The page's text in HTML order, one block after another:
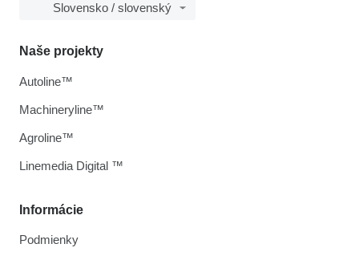
Slovensko / slovenský
Informácie
Podmienky
Naše projekty
Autoline™
Machineryline™
Agroline™
Linemedia Digital ™